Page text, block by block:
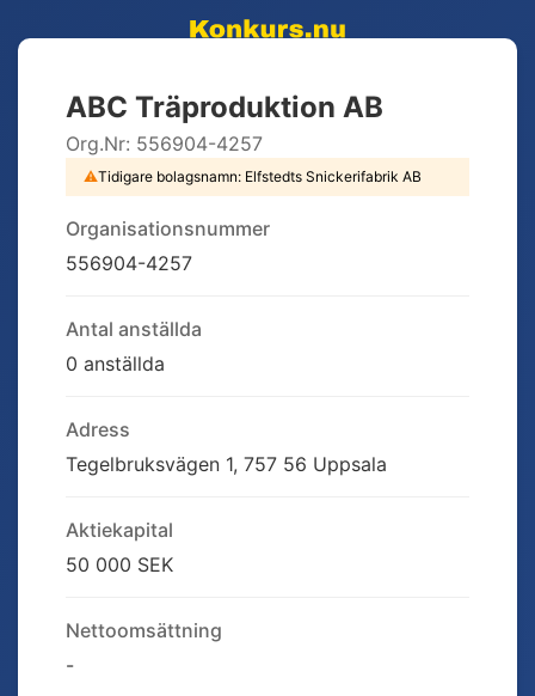
ABC Träproduktion AB
Org.Nr: 556904-4257
⚠Tidigare bolagsnamn: Elfstedts Snickerifabrik AB
Organisationsnummer
556904-4257
Antal anställda
0 anställda
Adress
Tegelbruksvägen 1, 757 56 Uppsala
Aktiekapital
50 000 SEK
Nettoomsättning
-